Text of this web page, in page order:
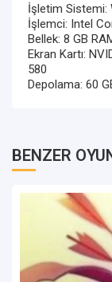
İşletim Sistemi:
İşlemci: Intel
Bellek: 8 GB
Ekran Kartı:
580
Depolama: 60
BENZER